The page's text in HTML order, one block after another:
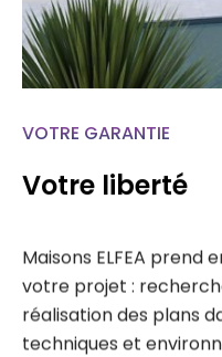
VOTRE GARANTIE
Votre liberté
votre projet :
réalisation des plans
techniques et
et obtention du